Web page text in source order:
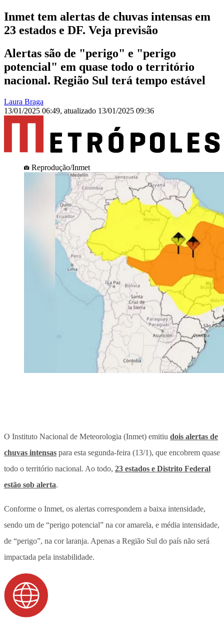
Inmet tem alertas de chuvas intensas em
23 estados e DF. Veja previsão
Alertas são de "perigo" e "perigo
potencial" em quase todo o território
nacional. Região Sul terá tempo estável
Laura Braga
13/01/2025 06:49, atualizado 13/01/2025 09:36
Reprodução/Inmet
O Instituto Nacional de Meteorologia (Inmet) emitiu dois alertas de
chuvas intensas para esta segunda-feira (13/1), que encobrem quase
todo o território nacional. Ao todo, 23 estados e Distrito Federal
estão sob alerta.
Conforme o Inmet, os alertas correspondem a baixa intensidade,
sendo um de “perigo potencial” na cor amarela, e média intensidade,
de “perigo”, na cor laranja. Apenas a Região Sul do país não será
impactada pela instabilidade.